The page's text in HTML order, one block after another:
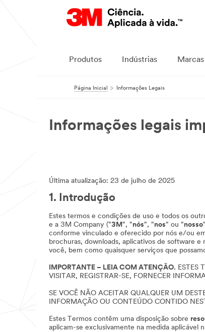
Produtos Indústrias Marcas
Página Inicial Informações Legais
Informações legais
Última atualização: 23 de julho de 2025
1. Introdução
Estes termos e condições de uso e todos os
e a 3M Company ("3M", "nós", "nos" ou "nosso
conforme vinculado e oferecido por nós e/ou
brochuras, downloads, aplicativos de software
você, bem como quaisquer serviços que
IMPORTANTE – LEIA COM ATENÇÃO. ESTES
VISITAR, REGISTRAR-SE, FORNECER
SE VOCÊ NÃO ACEITAR QUALQUER UM
INFORMAÇÃO OU CONTEÚDO CONTIDO
Estes Termos contêm uma disposição sobre
aplicam-se exclusivamente na medida aplicável